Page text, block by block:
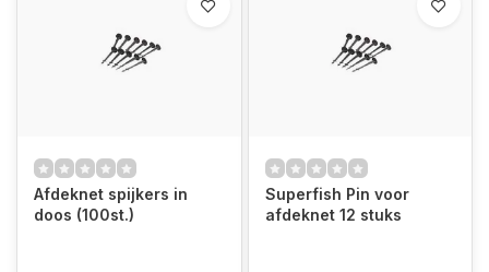
Afdeknet spijkers in
doos (100st.)
Superfish Pin voor
afdeknet 12 stuks